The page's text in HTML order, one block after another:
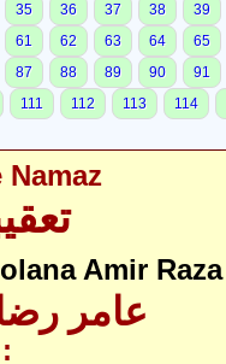
35 36 37 38
39
61 62 63 64
65
87 88 89 90
91
111 112 113
114
Namaz
Amir
عامر